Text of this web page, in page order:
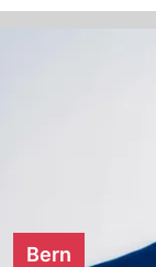
Bern